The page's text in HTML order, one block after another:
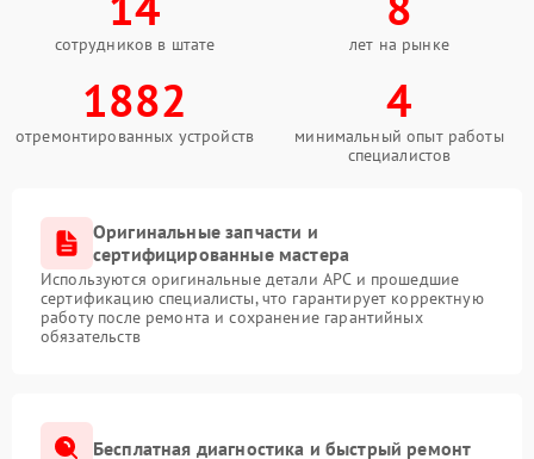
сотрудников в штате лет на рынке
1882
отремонтированных устройств
4
минимальный опыт работы
специалистов
Оригинальные запчасти и
сертифицированные мастера
Используются оригинальные детали APC и прошедшие
сертификацию специалисты, что гарантирует корректную
работу после ремонта и сохранение гарантийных
обязательств
Бесплатная диагностика и быстрый ремонт